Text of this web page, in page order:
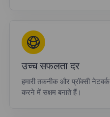
उच्च सफलता दर
हमारी तकनीक और प्रॉक्सी
करने में सक्षम बनाते हैं।